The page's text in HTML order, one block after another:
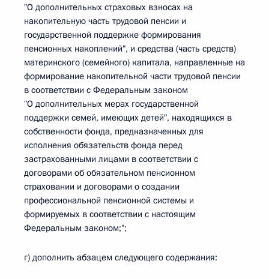
"О дополнительных страховых взносах на
накопительную часть трудовой пенсии и
государственной поддержке формирования
пенсионных накоплений", и средства (часть средств)
материнского (семейного) капитала, направленные на
формирование накопительной части трудовой пенсии
в соответствии с Федеральным законом
"О дополнительных мерах государственной
поддержки семей, имеющих детей", находящихся в
собственности фонда, предназначенных для
исполнения обязательств фонда перед
застрахованными лицами в соответствии с
договорами об обязательном пенсионном
страховании и договорами о создании
профессиональной пенсионной системы и
формируемых в соответствии с настоящим
Федеральным законом;";
г) дополнить абзацем следующего содержания: